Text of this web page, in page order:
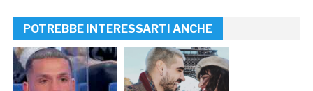
POTREBBE INTERESSARTI ANCHE